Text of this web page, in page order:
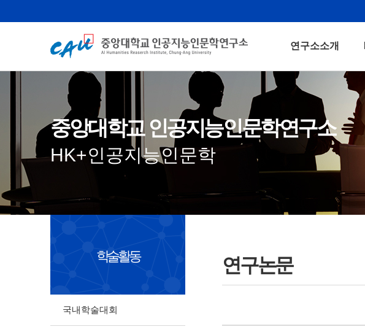
연구소소개
중앙대학교 인공지능인문학연구소
HK+인공지능인문학
학술활동
국내학술대회
연구논문